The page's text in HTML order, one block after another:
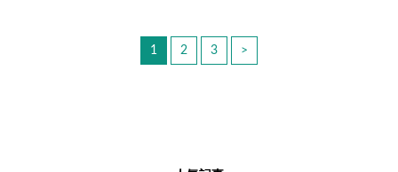
1 2 3 >